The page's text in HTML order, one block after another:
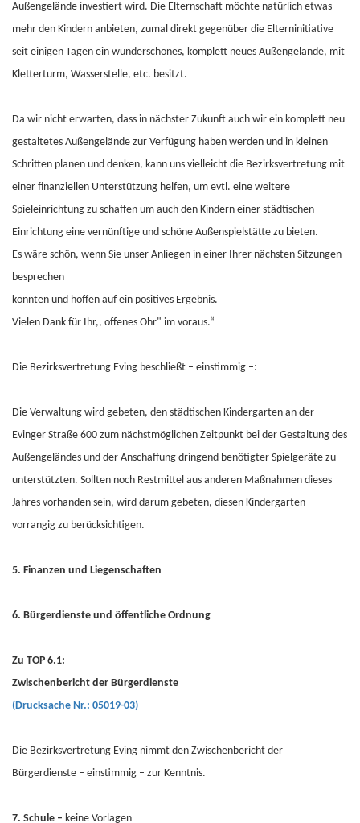
Außengelände investiert wird. Die Elternschaft möchte natürlich etwas
mehr den Kindern anbieten, zumal direkt gegenüber die Elterninitiative
seit einigen Tagen ein wunderschönes, komplett neues Außengelände, mit
Kletterturm, Wasserstelle, etc. besitzt.
Da wir nicht erwarten, dass in nächster Zukunft auch wir ein komplett neu
gestaltetes Außengelände zur Verfügung haben werden und in kleinen
Schritten planen und denken, kann uns vielleicht die Bezirksvertretung mit
einer finanziellen Unterstützung helfen, um evtl. eine weitere
Spieleinrichtung zu schaffen um auch den Kindern einer städtischen
Einrichtung eine vernünftige und schöne Außenspielstätte zu bieten.
Es wäre schön, wenn Sie unser Anliegen in einer Ihrer nächsten Sitzungen
besprechen
könnten und hoffen auf ein positives Ergebnis.
Vielen Dank für Ihr,, offenes Ohr" im voraus.“
Die Bezirksvertretung Eving beschließt – einstimmig –:
Die Verwaltung wird gebeten, den städtischen Kindergarten an der
Evinger Straße 600 zum nächstmöglichen Zeitpunkt bei der Gestaltung des
Außengeländes und der Anschaffung dringend benötigter Spielgeräte zu
unterstützten. Sollten noch Restmittel aus anderen Maßnahmen dieses
Jahres vorhanden sein, wird darum gebeten, diesen Kindergarten
vorrangig zu berücksichtigen.
5. Finanzen und Liegenschaften
6. Bürgerdienste und öffentliche Ordnung
Zu TOP 6.1:
Zwischenbericht der Bürgerdienste
(Drucksache Nr.: 05019-03)
Die Bezirksvertretung Eving nimmt den Zwischenbericht der
Bürgerdienste – einstimmig – zur Kenntnis.
7. Schule – keine Vorlagen